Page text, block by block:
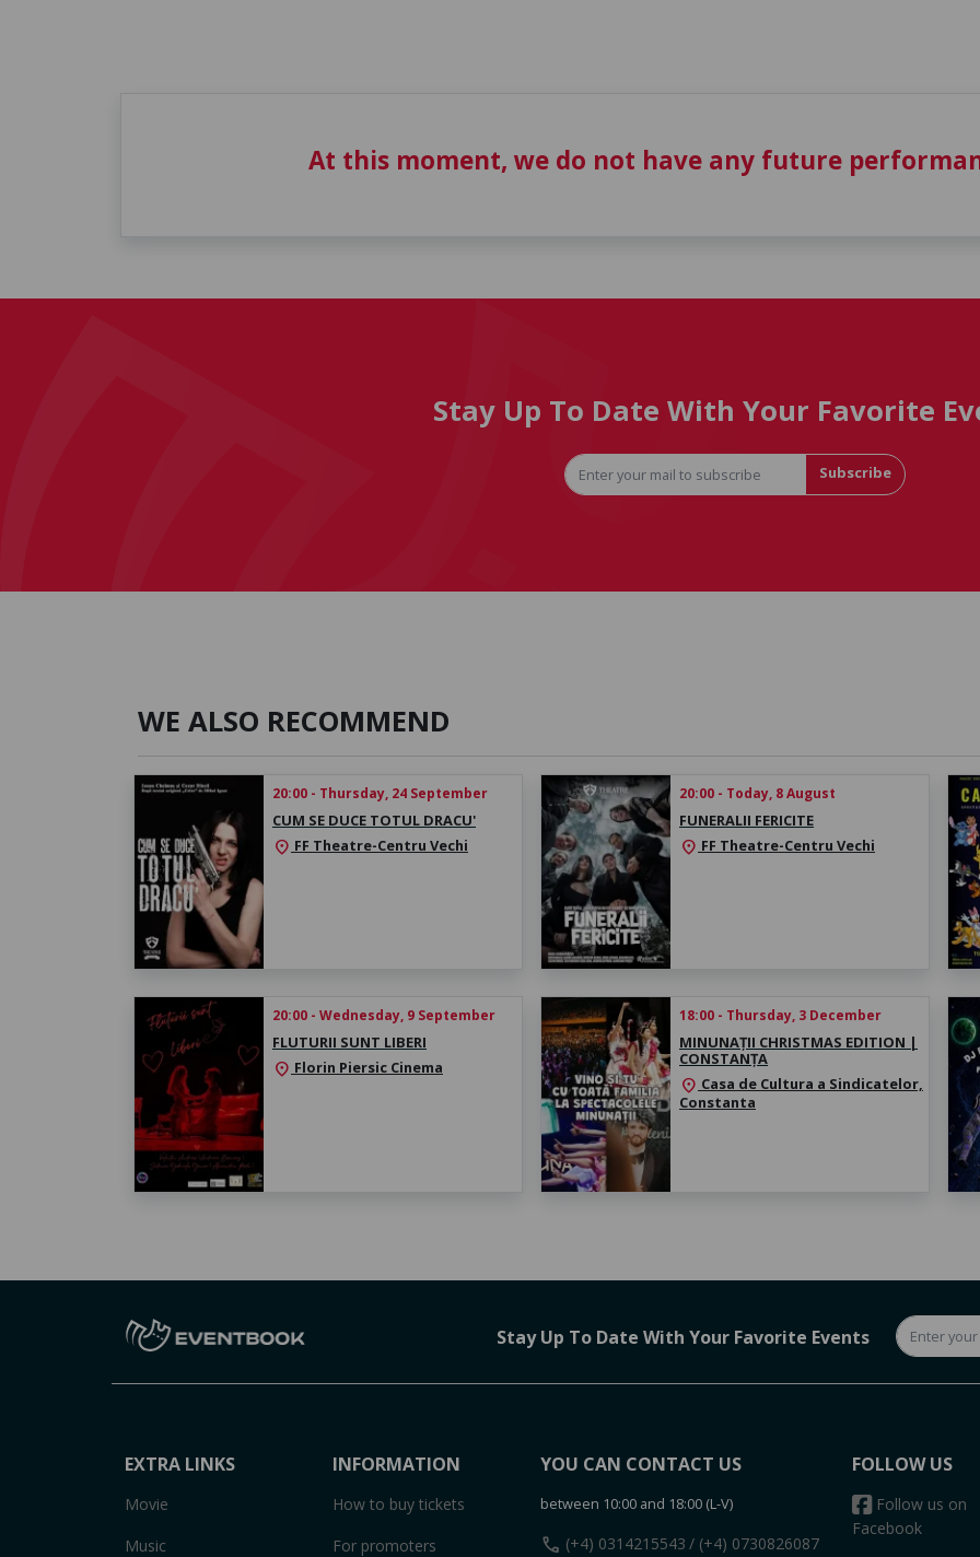
At this moment, we do not have any future
Stay Up To Date With Your Favorite
Subscribe
WE ALSO RECOMMEND
20:00 - Thursday, 24 September
CUM SE DUCE TOTUL DRACU'
location_on FF Theatre-Centru Vechi
20:00 - Today, 8 August
FUNERALII FERICITE
location_on FF Theatre-Centru Vechi
20:00 - Wednesday, 9 September
FLUTURII SUNT LIBERI
location_on Florin Piersic Cinema
18:00 - Thursday, 3 December
MINUNAȚII CHRISTMAS EDITION |
CONSTANȚA
location_on Casa de Cultura a Sindicatelor,
Constanta
Stay Up To Date With Your Favorite Events
EXTRA LINKS
Movie
Music
INFORMATION
How to buy tickets
For promoters
YOU CAN CONTACT US
between 10:00 and 18:00 (L-V)
call (+4) 0314215543 / (+4) 0730826087
FOLLOW US
Follow us on
Facebook